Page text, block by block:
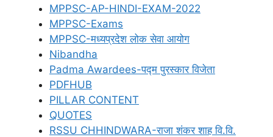
MPPSC-AP-HINDI-EXAM-2022
MPPSC-Exams
MPPSC-मध्यप्रदेश लोक सेवा आयोग
Nibandha
Padma Awardees-पद्म पुरस्कार विजेता
PDFHUB
PILLAR CONTENT
QUOTES
RSSU CHHINDWARA-राजा शंकर शाह वि.वि.